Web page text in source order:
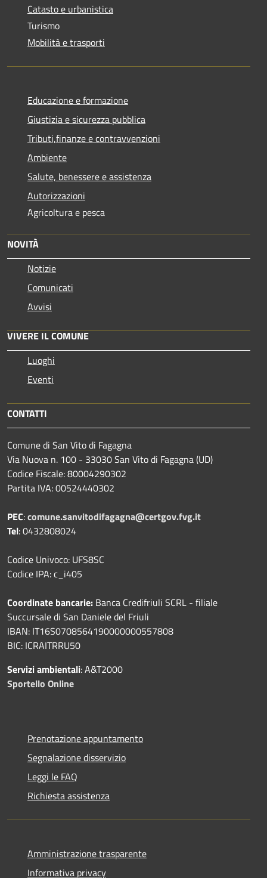
Catasto e urbanistica
Turismo
Mobilità e trasporti
Educazione e formazione
Giustizia e sicurezza pubblica
Tributi,finanze e contravvenzioni
Ambiente
Salute, benessere e assistenza
Autorizzazioni
Agricoltura e pesca
NOVITÀ
Notizie
Comunicati
Avvisi
VIVERE IL COMUNE
Luoghi
Eventi
CONTATTI
Comune di San Vito di Fagagna
Via Nuova n. 100 - 33030 San Vito di Fagagna (UD)
Codice Fiscale: 80004290302
Partita IVA: 00524440302
PEC:comune.sanvitodifagagna@certgov.fvg.it
Tel: 0432808024
Codice Univoco: UFS8SC
Codice IPA: c_i405
Coordinate bancarie: Banca Credifriuli SCRL - filiale
Succursale di San Daniele del Friuli
IBAN: IT16S0708564190000000557808
BIC: ICRAITRRU50
Servizi ambientali: A&T2000
Sportello Online
Prenotazione appuntamento
Segnalazione disservizio
Leggi le FAQ
Richiesta assistenza
Amministrazione trasparente
Informativa privacy